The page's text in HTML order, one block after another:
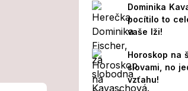
Dominika
pocítilo to
vaše lži!
Horoskop na
slovami, no
vzťahu!